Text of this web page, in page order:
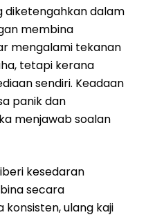
diketengahkan dalam
membina
mengalami tekanan
tetapi kerana
sendiri. Keadaan
panik dan
menjawab soalan
kesedaran
secara
ulang kaji